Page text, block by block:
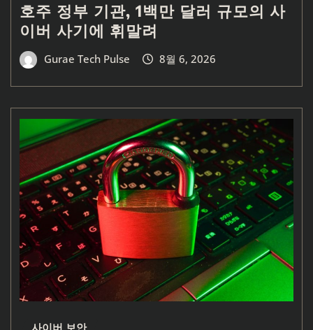
호주 정부 기관, 1백만 달러 규모의 사
이버 사기에 휘말려
Gurae Tech Pulse 8월 6, 2026